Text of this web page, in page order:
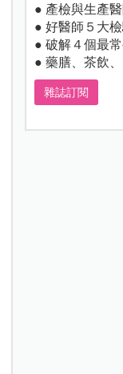
● 產檢與生產
● 好醫師５大
● 破解４個最
● 藥膳、茶飲
雜誌訂閱